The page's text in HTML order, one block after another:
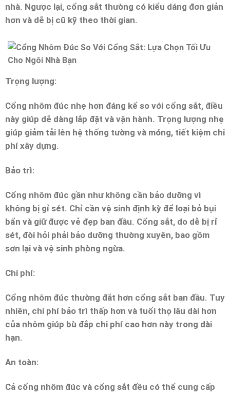
nhà. Ngược lại, cổng sắt thường có kiểu dáng đơn giản
hơn và dễ bị cũ kỹ theo thời gian.
Trọng lượng:
Cổng nhôm đúc nhẹ hơn đáng kể so với cổng sắt, điều
này giúp dễ dàng lắp đặt và vận hành. Trọng lượng nhẹ
giúp giảm tải lên hệ thống tường và móng, tiết kiệm chi
phí xây dựng.
Bảo trì:
Cổng nhôm đúc gần như không cần bảo dưỡng vì
không bị gỉ sét. Chỉ cần vệ sinh định kỳ để loại bỏ bụi
bẩn và giữ được vẻ đẹp ban đầu. Cổng sắt, do dễ bị rỉ
sét, đòi hỏi phải bảo dưỡng thường xuyên, bao gồm
sơn lại và vệ sinh phòng ngừa.
Chi phí:
Cổng nhôm đúc thường đắt hơn cổng sắt ban đầu. Tuy
nhiên, chi phí bảo trì thấp hơn và tuổi thọ lâu dài hơn
của nhôm giúp bù đắp chi phí cao hơn này trong dài
hạn.
An toàn:
Cả cổng nhôm đúc và cổng sắt đều có thể cung cấp